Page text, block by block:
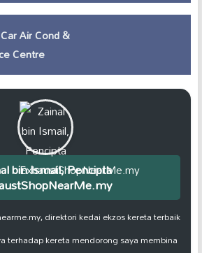
Air Cond &
Centre
bin Ismail, Pencipta
direktori kedai ekzos kereta terbaik
terhadap kereta mendorong saya membina